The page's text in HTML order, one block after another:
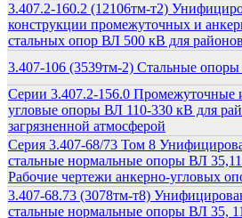
3.407.2-160.2 (12106тм-т2)
конструкции промежуточных и
стальных опор ВЛ 500 кВ для районов
3.407-106 (3539тм-2) Стальные
Серии 3.407.2-156.0 Промежуточные
угловые опоры ВЛ 110-330 кВ для
загрязненной атмосферой
Серия 3.407-68/73 Том 8
стальные нормальные опоры ВЛ
Рабочие чертежи анкерно-угловых
3.407-68.73 (3078тм-т8)
стальные нормальные опоры ВЛ 35,